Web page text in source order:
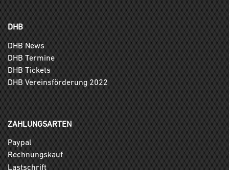
DHB
DHB News
DHB Termine
DHB Tickets
DHB Vereinsförderung 2022
ZAHLUNGSARTEN
Paypal
Rechnungskauf
Lastschrift